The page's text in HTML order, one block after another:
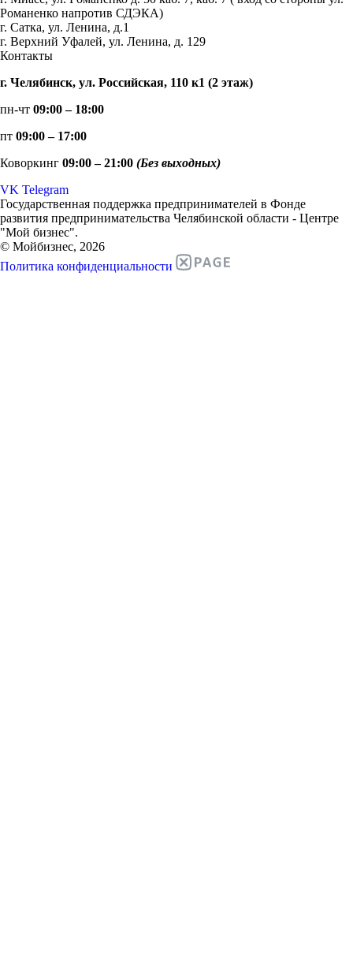
Романенко напротив СДЭКА)
г. Сатка, ул. Ленина, д.1
г. Верхний Уфалей, ул. Ленина, д. 129
Контакты
г. Челябинск, ул. Российская, 110 к1 (2 этаж)
пн-чт 09:00 – 18:00
пт 09:00 – 17:00
Коворкинг 09:00 – 21:00 (Без выходных)
VK Telegram
Государственная поддержка предпринимателей в Фонде
развития предпринимательства Челябинской области - Центре
"Мой бизнес".
© Мойбизнес, 2026
Политика конфиденциальности